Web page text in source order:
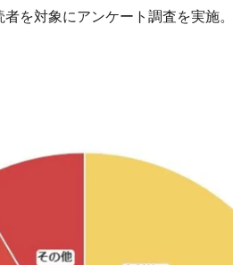
を対象にアンケート調査を実施